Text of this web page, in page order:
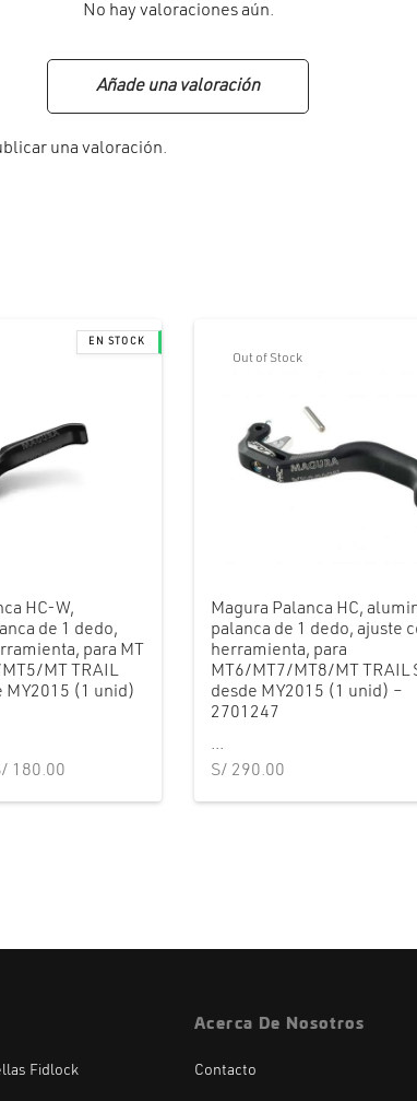
No hay valoraciones aún.
Añade una valoración
una valoración.
HC-W,
de 1 dedo,
para MT
MT TRAIL
MY2015 (1 unid)
precio
180.00
Out of Stock
Magura Palanca HC,
palanca de 1 dedo, ajuste
herramienta, para
MT6/MT7/MT8/MT TRAIL
desde MY2015 (1 unid) –
2701247
...
S/ 290.00
Fidlock
Acerca De Nosotros
Contacto